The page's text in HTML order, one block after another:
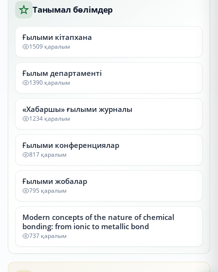
Танымал бөлімдер
Ғылыми кітапхана
1509 қаралым
Ғылым департаменті
1390 қаралым
«Хабаршы» ғылыми журналы
1234 қаралым
Ғылыми конференциялар
817 қаралым
Ғылыми жобалар
795 қаралым
Modern concepts of the nature of chemical
bonding: from ionic to metallic bond
737 қаралым